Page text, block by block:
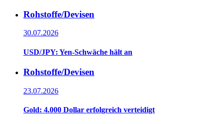
Rohstoffe/Devisen
30.07.2026
USD/JPY: Yen-Schwäche hält an
Rohstoffe/Devisen
23.07.2026
Gold: 4.000 Dollar erfolgreich verteidigt